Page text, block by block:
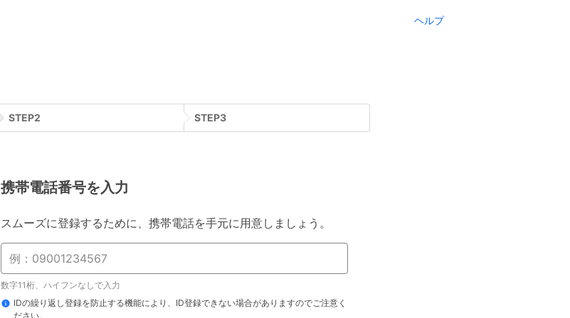
ヘルプ
STEP2 STEP3
携帯電話番号を入力
スムーズに登録するために、携帯電話を手元に用意しましょう。
数字11桁、ハイフンなしで入力
IDの繰り返し登録を防止する機能により、ID登録できない場合がありますのでご注意く
ださい。